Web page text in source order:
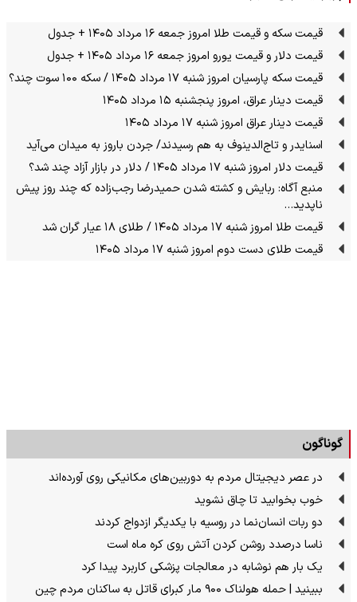
قیمت سکه و قیمت طلا امروز جمعه ۱۶ مرداد ۱۴۰۵ + جدول
قیمت دلار و قیمت یورو امروز جمعه ۱۶ مرداد ۱۴۰۵ + جدول
قیمت سکه پارسیان امروز شنبه ۱۷ مرداد ۱۴۰۵ / سکه ۱۰۰ سوت چند؟
قیمت دینار عراق، امروز پنجشنبه ۱۵ مرداد ۱۴۰۵
قیمت دینار عراق امروز شنبه ۱۷ مرداد ۱۴۰۵
اسنایدر و تاج‌الدینوف به هم رسیدند/ جردن باروز به میدان می‌آید
قیمت دلار امروز شنبه ۱۷ مرداد ۱۴۰۵ / دلار در بازار آزاد چند شد؟
منبع آگاه: ربایش و کشته شدن حمیدرضا رجب‌زاده که چند روز پیش
ناپدید…
قیمت طلا امروز شنبه ۱۷ مرداد ۱۴۰۵ / طلای ۱۸ عیار گران شد
قیمت طلای دست دوم امروز شنبه ۱۷ مرداد ۱۴۰۵
گوناگون
در عصر دیجیتال مردم به دوربین‌های مکانیکی روی آورده‌اند
خوب بخوابید تا چاق نشوید
دو ربات انسان‌نما در روسیه با یکدیگر ازدواج کردند
ناسا درصدد روشن کردن آتش روی کره ماه است
یک بار هم نوشابه در معالجات پزشکی کاربرد پیدا کرد
ببینید | حمله هولناک ۹۰۰ مار کبرای قاتل به ساکنان مردم چین